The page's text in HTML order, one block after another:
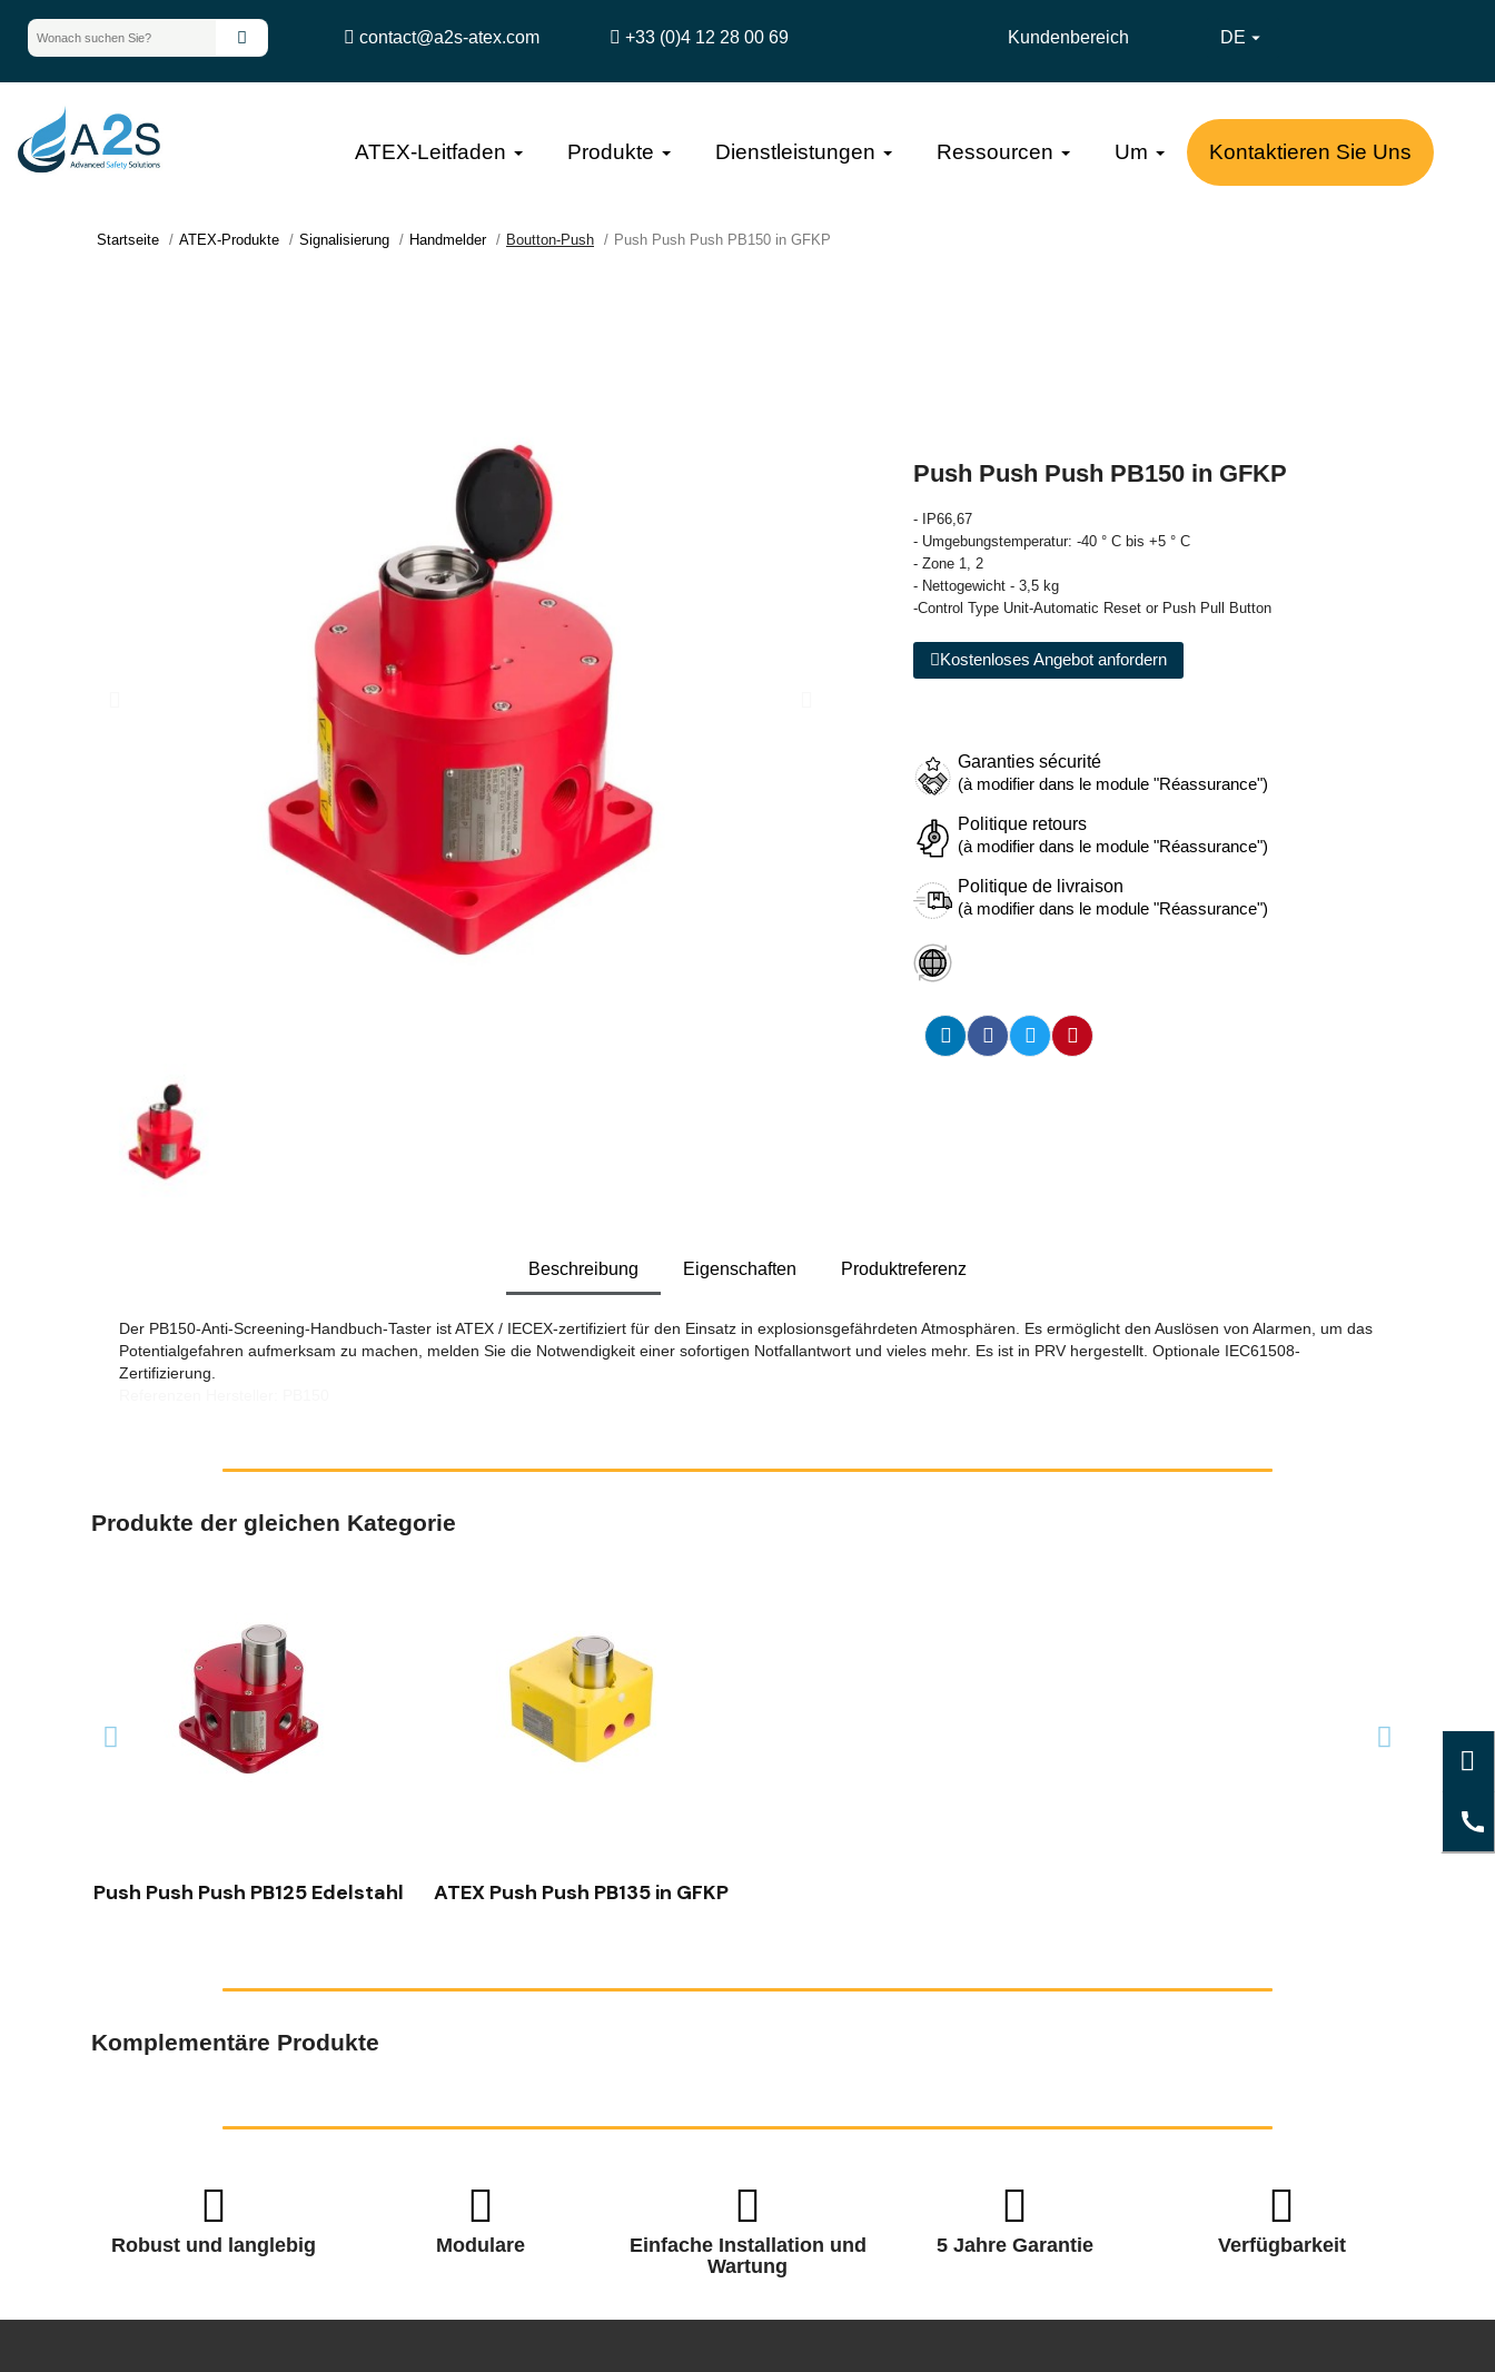
contact@a2s-atex.com +33 (0)4 12 28 00 69 Kundenbereich DE 
ATEX-Leitfaden Produkte Dienstleistungen Ressourcen Um Kontaktieren Sie Uns
Startseite ATEX-Produkte Signalisierung Handmelder Boutton-Push Push Push Push PB150 in GFKP
Push Push Push PB150 in GFKP
- IP66,67
- Umgebungstemperatur: -40 ° C bis +5 ° C
- Zone 1, 2
- Nettogewicht - 3,5 kg
-Control Type Unit-Automatic Reset or Push Pull Button
Kostenloses Angebot anfordern
Garanties sécurité
(à modifier dans le module "Réassurance")
Politique retours
(à modifier dans le module "Réassurance")
Politique de livraison
(à modifier dans le module "Réassurance")
Beschreibung Eigenschaften Produktreferenz
Der PB150-Anti-Screening-Handbuch-Taster ist ATEX / IECEX-zertifiziert für den Einsatz in explosionsgefährdeten Atmosphären. Es ermöglicht den Auslösen von Alarmen, um das
Potentialgefahren aufmerksam zu machen, melden Sie die Notwendigkeit einer sofortigen Notfallantwort und vieles mehr. Es ist in PRV hergestellt. Optionale IEC61508-
Zertifizierung.
Produkte der gleichen Kategorie
Push Push Push PB125 Edelstahl ATEX Push Push PB135 in GFKP
Komplementäre Produkte
Robust und langlebig Modulare
Einfache Installation und
Wartung
5 Jahre Garantie Verfügbarkeit